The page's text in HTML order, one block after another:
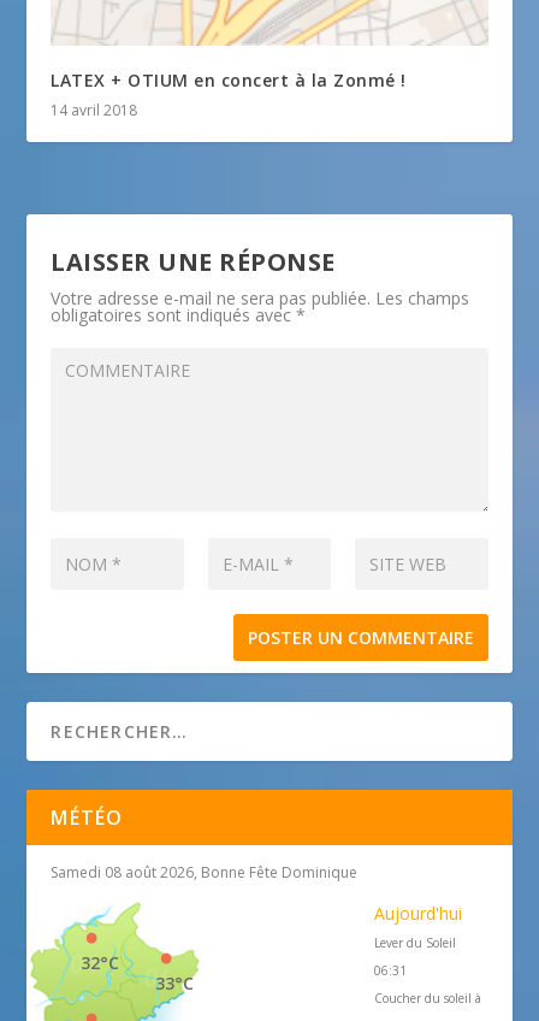
LATEX + OTIUM en concert à la Zonmé !
14 avril 2018
LAISSER UNE RÉPONSE
Votre adresse e-mail ne sera pas publiée. Les champs
obligatoires sont indiqués avec*
MÉTÉO
Samedi 08 août 2026, Bonne Fête Dominique
33°C
32°C
Aujourd'hui
Lever du Soleil
06:31
Coucher du soleil à